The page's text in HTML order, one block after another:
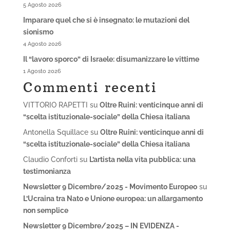
5 Agosto 2026
Imparare quel che si è insegnato: le mutazioni del
sionismo
4 Agosto 2026
Il “lavoro sporco” di Israele: disumanizzare le vittime
1 Agosto 2026
Commenti recenti
VITTORIO RAPETTI su Oltre Ruini: venticinque anni di
“scelta istituzionale-sociale” della Chiesa italiana
Antonella Squillacesu Oltre Ruini: venticinque anni di
“scelta istituzionale-sociale” della Chiesa italiana
Claudio Confortisu L’artista nella vita pubblica: una
testimonianza
Newsletter 9 Dicembre/2025 - Movimento Europeosu
L’Ucraina tra Nato e Unione europea: un allargamento
non semplice
Newsletter 9 Dicembre/2025 – IN EVIDENZA -